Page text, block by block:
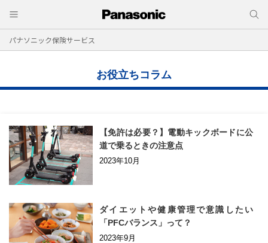
パナソニック保険サービス
お役立ちコラム
【免許は必要？】電動キックボードに公
道で乗るときの注意点
2023年10月
ダイエットや健康管理で意識したい
「PFCバランス」って？
2023年9月